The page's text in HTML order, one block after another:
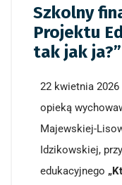
Szkolny
Projektu
tak jak ja?”
22 kwietnia 2026
opieką
Majewskiej-
Idzikowskiej,
edukacyjnego